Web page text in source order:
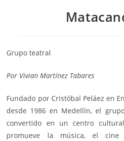
Grupo teatral
Por Vivian Martínez Tabares
Fundado por Cristóbal Peláez en
desde 1986 en Medellín, el
convertido en un centro
promueve la música, el